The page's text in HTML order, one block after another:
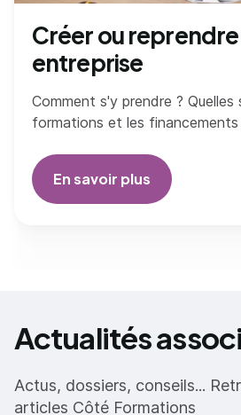
Créer ou
entreprise
Comment s'y prendre ? Quelles
formations et les financements
En savoir plus
Actualités
Actus, dossiers, conseils...
articles Côté Formations